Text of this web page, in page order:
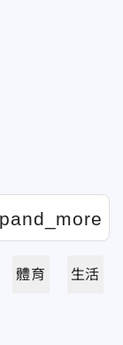
體育 生活